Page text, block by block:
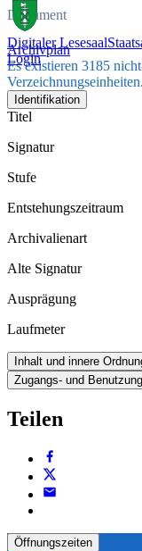
Digitaler Lesesaal
Login
Dokument
Archivplan
Es existieren 3185
Verzeichnungseinheiten.
Identifikation
Titel
Signatur
Stufe
Entstehungszeitraum
Archivalienart
Alte Signatur
Ausprägung
Laufmeter
Inhalt und innere
Zugangs- und
Teilen
Öffnungszeiten